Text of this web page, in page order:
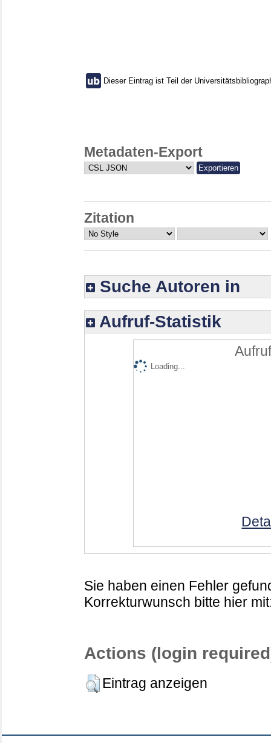
Dieser Eintrag ist Teil der
Metadaten-Export
Zitation
Suche Autoren in
Aufruf-Statistik
Loading...
Sie haben einen Fehler
Korrekturwunsch bitte hier
Actions (login
Eintrag anzeigen